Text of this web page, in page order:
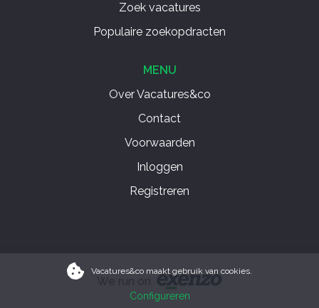
Vacatures&co maakt gebruik van cookies.
Configureren
Zoek vacatures
Populaire zoekopdracten
MENU
Over Vacatures&co
Contact
Voorwaarden
Inloggen
Registreren